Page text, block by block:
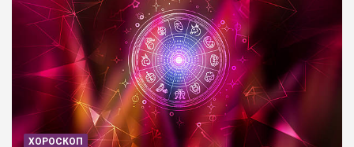
ХОРОСКОП